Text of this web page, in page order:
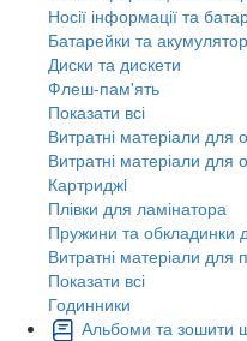
Носії інформації та
Батарейки та
Диски та дискети
Флеш-пам'ять
Показати всі
Витратні матеріали для
Витратні матеріали для
Картриджi
Плівки для ламінатора
Пружини та обкладинки
Витратні матеріали для
Показати всі
Годинники
Альбоми та зошити